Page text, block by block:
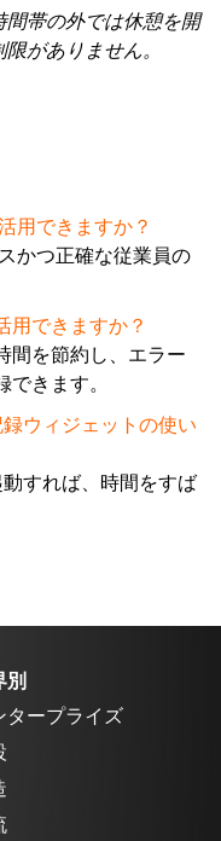
帯の外では休憩を開
がありません。
用できますか？
かつ正確な従業員の
用できますか？
間を節約し、エラー
きます。
ウィジェットの使い
すれば、時間をすば
別
タープライズ